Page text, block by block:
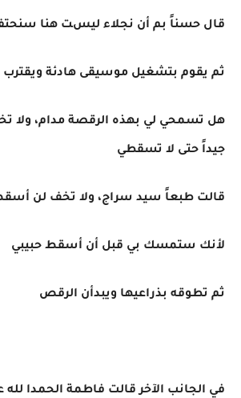
قال حسناً بم أن نجلاء ليست هنا
ثم يقوم بتشغيل موسيقى هادئة ويقترب
هل تسمحي لي بهذه الرقصة مدام،
جيداً حتى لا تسقطي
قالت طبعاً سيد سراج، ولا تخف لن
لأنك ستمسك بي قبل أن أسقط حبيبي
ثم تطوقه بذراعيها ويبدأن الرقص
في الجانب الآخر قالت فاطمة الحمدا